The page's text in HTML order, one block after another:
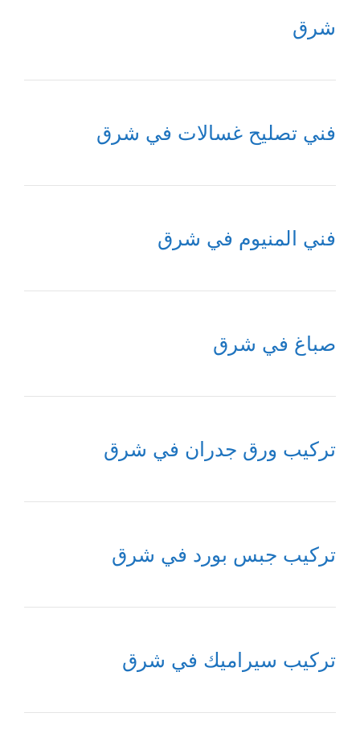
شرق
فني تصليح غسالات في شرق
فني المنيوم في شرق
صباغ في شرق
تركيب ورق جدران في شرق
تركيب جبس بورد في شرق
تركيب سيراميك في شرق